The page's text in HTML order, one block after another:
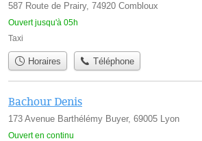
587 Route de Prairy, 74920 Combloux
Ouvert jusqu'à 05h
Taxi
Horaires Téléphone
Bachour Denis
173 Avenue Barthélémy Buyer, 69005 Lyon
Ouvert en continu